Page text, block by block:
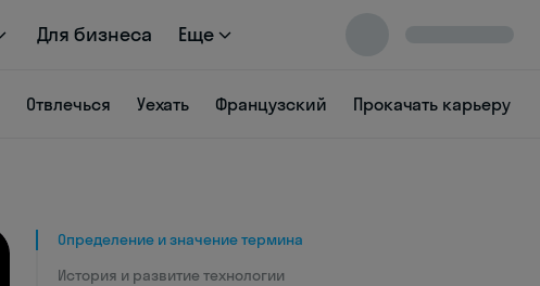
Для бизнеса Еще
Отвлечься Уехать Французский Прокачать карьеру
Определение и значение термина
История и развитие технологии